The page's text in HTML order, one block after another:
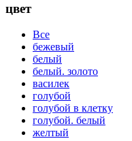
цвет
Все
бежевый
белый
белый. золото
василек
голубой
голубой в клетку
голубой. белый
желтый